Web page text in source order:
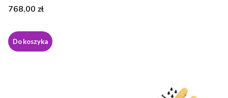
Cena
768,00 zł
Do koszyka